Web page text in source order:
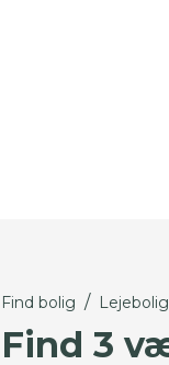
Find bolig /
Find 3